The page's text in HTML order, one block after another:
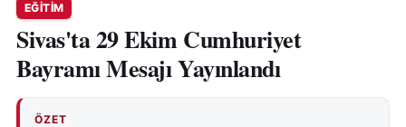
EĞITIM
Sivas'ta 29 Ekim Cumhuriyet
Bayramı Mesajı Yayınlandı
ÖZET